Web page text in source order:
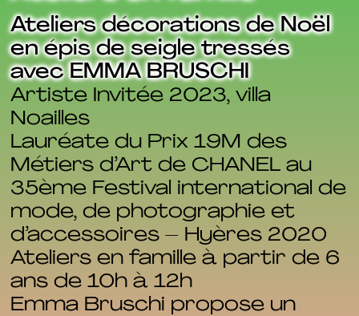
Ateliers décorations de Noël
en épis de seigle tressés
avec EMMA BRUSCHI
Artiste Invitée 2023, villa
Noailles
Lauréate du Prix 19M des
Métiers d’Art de CHANEL au
35ème Festival international de
mode, de photographie et
d’accessoires – Hyères 2020
Ateliers en famille à partir de 6
ans de 10h à 12h
Emma Bruschi propose un